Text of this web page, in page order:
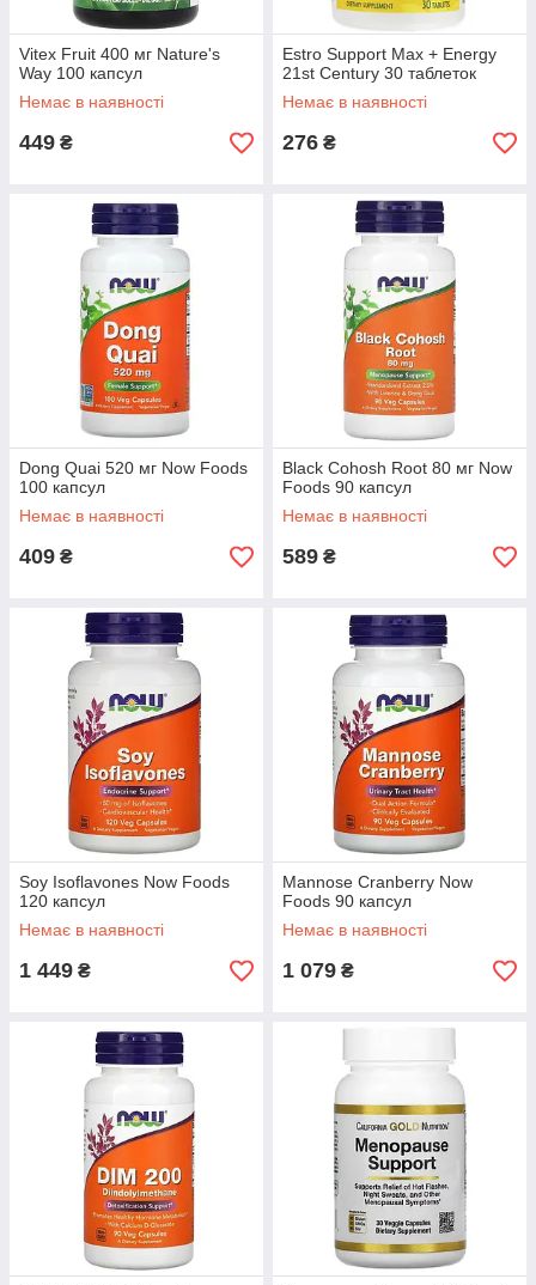
Vitex Fruit 400 мг Nature's
Way 100 капсул
Немає в наявності
449 ₴
Estro Support Max + Energy
21st Century 30 таблеток
Немає в наявності
276 ₴
Dong Quai 520 мг Now Foods
100 капсул
Немає в наявності
409 ₴
Black Cohosh Root 80 мг Now
Foods 90 капсул
Немає в наявності
589 ₴
Soy Isoflavones Now Foods
120 капсул
Немає в наявності
1 449 ₴
Mannose Cranberry Now
Foods 90 капсул
Немає в наявності
1 079 ₴